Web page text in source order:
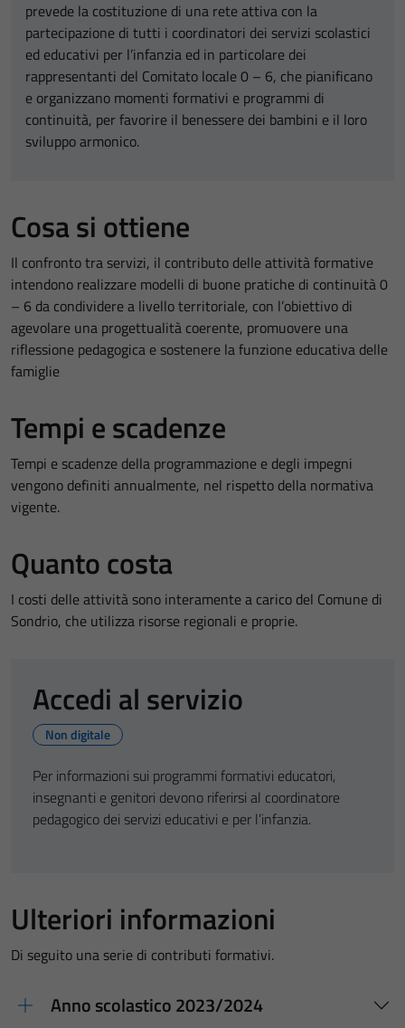
prevede la costituzione di una rete attiva con la
partecipazione di tutti i coordinatori dei servizi scolastici
ed educativi per l’infanzia ed in particolare dei
rappresentanti del Comitato locale 0 – 6, che pianificano
e organizzano momenti formativi e programmi di
continuità, per favorire il benessere dei bambini e il loro
sviluppo armonico.
Cosa si ottiene
Il confronto tra servizi, il contributo delle attività formative
intendono realizzare modelli di buone pratiche di continuità 0
– 6 da condividere a livello territoriale, con l’obiettivo di
agevolare una progettualità coerente, promuovere una
riflessione pedagogica e sostenere la funzione educativa delle
famiglie
Tempi e scadenze
Tempi e scadenze della programmazione e degli impegni
vengono definiti annualmente, nel rispetto della normativa
vigente.
Quanto costa
I costi delle attività sono interamente a carico del Comune di
Sondrio, che utilizza risorse regionali e proprie.
Accedi al servizio
Non digitale
Per informazioni sui programmi formativi educatori,
insegnanti e genitori devono riferirsi al coordinatore
pedagogico dei servizi educativi e per l’infanzia.
Ulteriori informazioni
Di seguito una serie di contributi formativi.
Anno scolastico 2023/2024